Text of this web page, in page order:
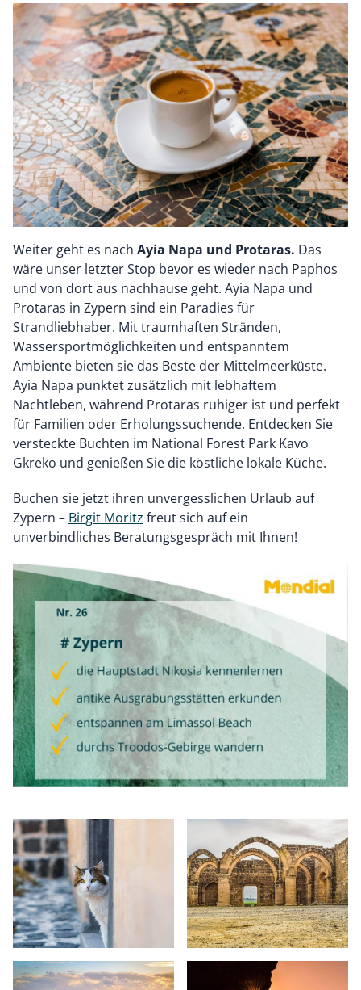
Weiter geht es nach Ayia Napa und Protaras. Das
wäre unser letzter Stop bevor es wieder nach Paphos
und von dort aus nachhause geht. Ayia Napa und
Protaras in Zypern sind ein Paradies für
Strandliebhaber. Mit traumhaften Stränden,
Wassersportmöglichkeiten und entspanntem
Ambiente bieten sie das Beste der Mittelmeerküste.
Ayia Napa punktet zusätzlich mit lebhaftem
Nachtleben, während Protaras ruhiger ist und perfekt
für Familien oder Erholungssuchende. Entdecken Sie
versteckte Buchten im National Forest Park Kavo
Gkreko und genießen Sie die köstliche lokale Küche.
Buchen sie jetzt ihren unvergesslichen Urlaub auf
Zypern – Birgit Moritz freut sich auf ein
unverbindliches Beratungsgespräch mit Ihnen!